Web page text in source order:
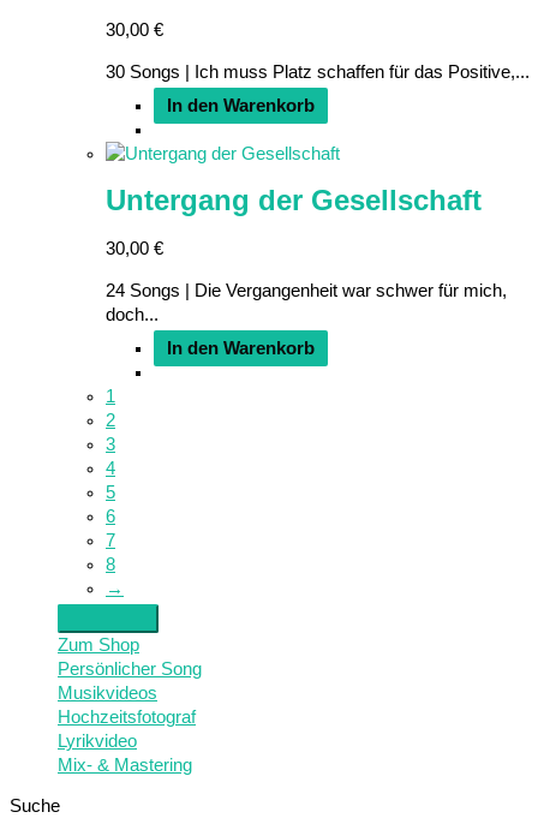
30,00 €
30 Songs | Ich muss Platz schaffen für das Positive,...
In den Warenkorb
Untergang der Gesellschaft
30,00 €
24 Songs | Die Vergangenheit war schwer für mich,
doch...
In den Warenkorb
1
2
3
4
5
6
7
8
→
Zum Shop
Persönlicher Song
Musikvideos
Hochzeitsfotograf
Lyrikvideo
Mix- & Mastering
Suche